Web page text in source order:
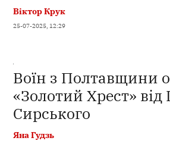
Віктор Крук
25-07-2025, 12:29
Воїн з Полтавщини
«Золотий Хрест» від
Сирського
Яна Гудзь